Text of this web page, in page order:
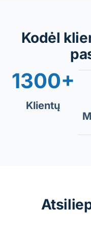
Kodėl
1300+
Klientų